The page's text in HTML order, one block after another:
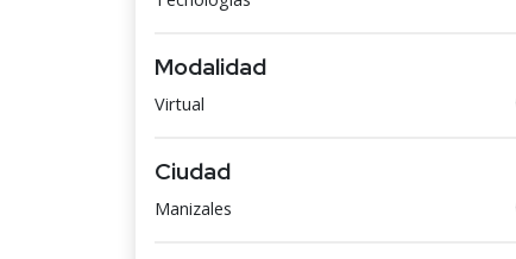
Modalidad
Virtual
Ciudad
Manizales